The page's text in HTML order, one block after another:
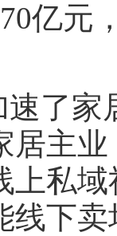
亿元
速了
居主
上私
线下